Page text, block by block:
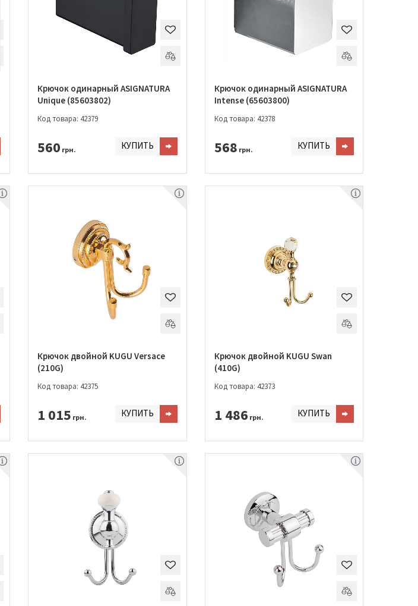
Крючок одинарный ASIGNATURA
Unique (85603802)
Код товара: 42379
560 грн. КУПИТЬ
Крючок одинарный ASIGNATURA
Intense (65603800)
Код товара: 42378
568 грн. КУПИТЬ
Крючок двойной KUGU Versace
(210G)
Код товара: 42375
1 015 грн. КУПИТЬ
Крючок двойной KUGU Swan
(410G)
Код товара: 42373
1 486 грн. КУПИТЬ